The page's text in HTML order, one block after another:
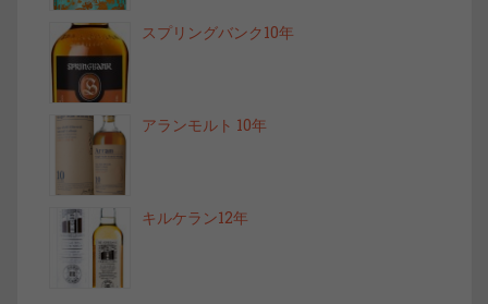
スプリングバンク10年
アランモルト 10年
キルケラン12年